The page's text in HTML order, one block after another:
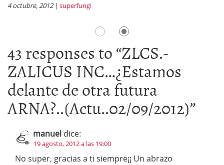
4 octubre, 2012| superfungi
43 responses to “ZLCS.-
ZALICUS INC…¿Estamos
delante de otra futura
ARNA?..(Actu..02/09/2012)”
manuel dice:
19 agosto, 2012 a las 19:00
No super, gracias a ti siempre¡¡ Un abrazo